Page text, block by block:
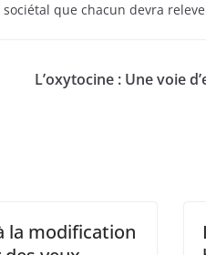
que chacun devra
L’oxytocine : Une voie
la modification